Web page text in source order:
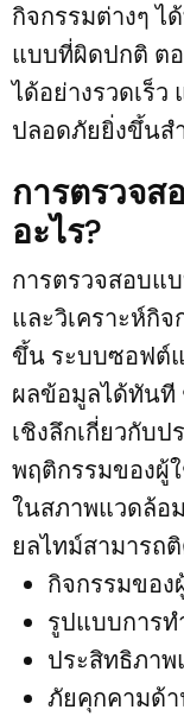
กิจกรรมต่างๆ ไ
แบบที่ผิดปกติ ต
ได้อย่างรวดเร็
ปลอดภัยยิ่งขึ้นส
การตรวจส
อะไร?
การตรวจสอบแ
และวิเคราะห์กิ
ขึ้น ระบบซอฟต์
ผลข้อมูลได้ทันที
เชิงลึกเกี่ยวกับ
พฤติกรรมของผู้
ในสภาพแวดล้อ
ยลไทม์สามารถ
กิจกรรมขอ
รูปแบบการท
ประสิทธิภาพ
ภัยคุกคามด้